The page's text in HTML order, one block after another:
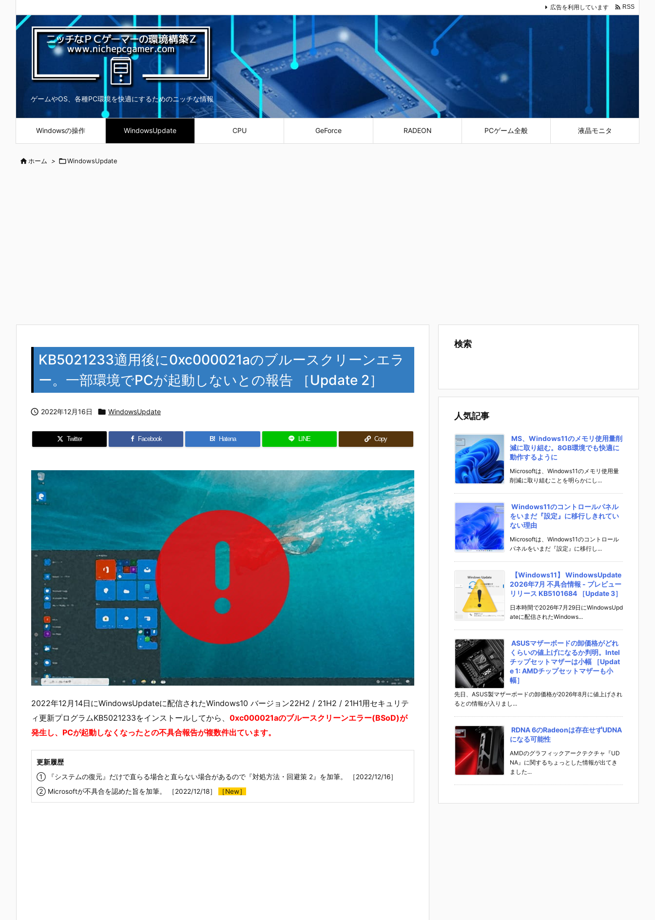
ゲームやOS、各種PC環境を快適にするためのニッチな情報
Windowsの操作 WindowsUpdate CPU GeForce RADEON PCゲーム全般 液晶モニタ
広告を利用しています  RSS
ホーム > WindowsUpdate
KB5021233適用後に0xc000021aのブルースクリーンエラ
ー。一部環境でPCが起動しないとの報告 ［Update 2］
 2022年12月16日  WindowsUpdate
Twitter Facebook B! Hatena LINE Copy
2022年12月14日にWindowsUpdateに配信されたWindows10 バージョン22H2 / 21H2 / 21H1用セキュリテ
ィ更新プログラムKB5021233をインストールしてから、 0xc000021aのブルースクリーンエラー(BSoD)が
発生し、PCが起動しなくなったとの不具合報告が複数件出ています。
更新履歴
① 『システムの復元』だけで直らる場合と直らない場合があるので『対処方法・回避策 2』を加筆。 ［2022/12/16］
② Microsoftが不具合を認めた旨を加筆。 ［2022/12/18］
［New］
検索
人気記事
MS、Windows11のメモリ使用量削
減に取り組む。8GB環境でも快適に
動作するように
Microsoftは、Windows11のメモリ使用量
削減に取り組むことを明らかにし...
Windows11のコントロールパネル
をいまだ『設定』に移行しきれてい
ない理由
Microsoftは、Windows11のコントロール
パネルをいまだ『設定』に移行し...
【Windows11】 WindowsUpdate
2026年7月 不具合情報 - プレビュー
リリース KB5101684 ［Update 3］
日本時間で2026年7月29日にWindowsUpd
ateに配信されたWindows...
ASUSマザーボードの卸価格がどれ
くらいの値上げになるか判明。Intel
チップセットマザーは小幅 ［Updat
e 1: AMDチップセットマザーも小
幅］
先日、ASUS製マザーボードの卸価格が2026年8月に値上げされ
るとの情報が入りまし...
RDNA 6のRadeonは存在せずUDNA
になる可能性
AMDのグラフィックアークテクチャ『UD
NA』に関するちょっとした情報が出てき
ました...